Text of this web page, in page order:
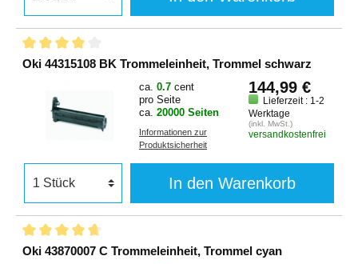
Oki 44315108 BK Trommeleinheit, Trommel schwarz
ca. 0.7 cent
pro Seite
ca. 20000 Seiten
Informationen zur
Produktsicherheit
144,99 €
Lieferzeit : 1-2
Werktage
(inkl. MwSt.)
versandkostenfrei
In den Warenkorb
Oki 43870007 C Trommeleinheit, Trommel cyan